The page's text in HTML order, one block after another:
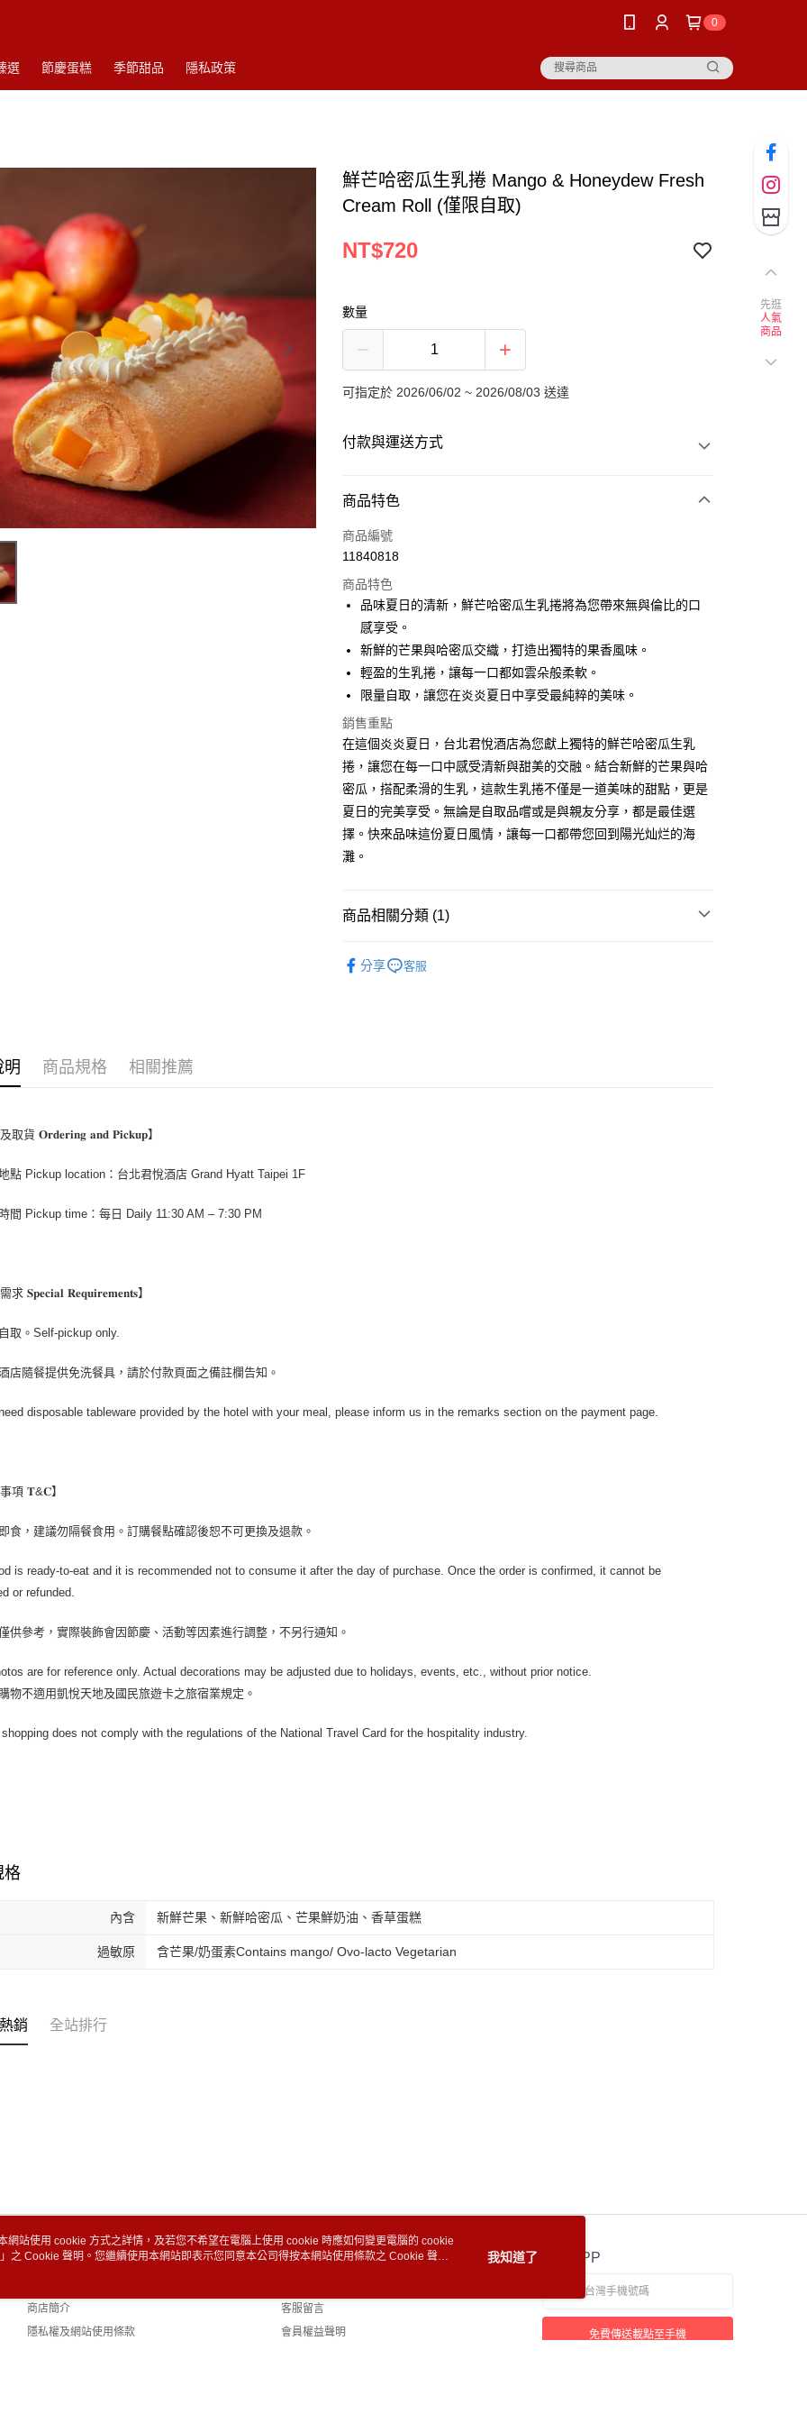
0
選 節慶蛋糕 季節甜品 隱私政策
鮮芒哈密瓜生乳捲 Mango & Honeydew Fresh
Cream Roll (僅限自取)
NT$720
數量
可指定於 2026/06/02 ~ 2026/08/03 送達
付款與運送方式
付款方式
信用卡一次付款
運送方式
冷藏宅配
每筆NT$350
此冷藏商品僅限門市自取 無配送服務
冷藏商品 門市自取
免運費
商品特色
商品編號
11840818
商品特色
品味夏日的清新，鮮芒哈密瓜生乳捲將為您帶來無與倫比的口
感享受。
新鮮的芒果與哈密瓜交織，打造出獨特的果香風味。
輕盈的生乳捲，讓每一口都如雲朵般柔軟。
限量自取，讓您在炎炎夏日中享受最純粹的美味。
銷售重點
在這個炎炎夏日，台北君悅酒店為您獻上獨特的鮮芒哈密瓜生乳
捲，讓您在每一口中感受清新與甜美的交融。結合新鮮的芒果與哈
密瓜，搭配柔滑的生乳，這款生乳捲不僅是一道美味的甜點，更是
夏日的完美享受。無論是自取品嚐或是與親友分享，都是最佳選
擇。快來品味這份夏日風情，讓每一口都帶您回到陽光灿烂的海
灘。
商品相關分類 (1)
分享
客服
明 商品規格 相關推薦
及取貨 𝐎𝐫𝐝𝐞𝐫𝐢𝐧𝐠 𝐚𝐧𝐝 𝐏𝐢𝐜𝐤𝐮𝐩】
地點 Pickup location：台北君悅酒店 Grand Hyatt Taipei 1F
時間 Pickup time：每日 Daily 11:30 AM – 7:30 PM
求 𝐒𝐩𝐞𝐜𝐢𝐚𝐥 𝐑𝐞𝐪𝐮𝐢𝐫𝐞𝐦𝐞𝐧𝐭𝐬】
取。Self-pickup only.
店隨餐提供免洗餐具，請於付款頁面之備註欄告知。
disposable tableware provided by the hotel with your meal, please inform us in the remarks section on the payment page.
事項 𝐓&𝐂】
食，建議勿隔餐食用。訂購餐點確認後恕不可更換及退款。
is ready-to-eat and it is recommended not to consume it after the day of purchase. Once the order is confirmed, it cannot be
or refunded.
供參考，實際裝飾會因節慶、活動等因素進行調整，不另行通知。
are for reference only. Actual decorations may be adjusted due to holidays, events, etc., without prior notice.
物不適用凱悅天地及國民旅遊卡之旅宿業規定。
does not comply with the regulations of the National Travel Card for the hospitality industry.
格
內含 新鮮芒果、新鮮哈密瓜、芒果鮮奶油、香草蛋糕
過敏原 含芒果/奶蛋素Contains mango/ Ovo-lacto Vegetarian
銷 全站排行
關於我們
商店簡介
隱私權及網站使用條款
客服資訊
客服留言
會員權益聲明
官方APP
免費傳送載點至手機
先逛
人氣
商品
網站使用 cookie 方式之詳情，及若您不希望在電腦上使用 cookie 時應如何變更電腦的 cookie
」之 Cookie 聲明。您繼續使用本網站即表示您同意本公司得按本網站使用條款之 Cookie 聲明
我知道了